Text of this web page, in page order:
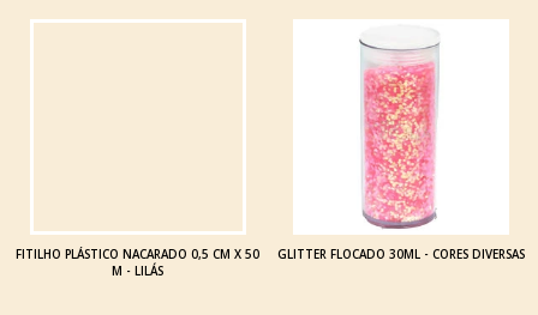
FITILHO PLÁSTICO NACARADO 0,5 CM X 50
M - LILÁS
GLITTER FLOCADO 30ML - CORES DIVERSAS